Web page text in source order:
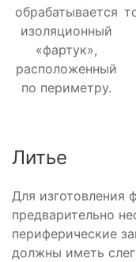
обрабатывается
изоляционный
«фартук»,
расположенный
по периметру.
Литье
Для изготовления
предварительно
периферические
должны иметь